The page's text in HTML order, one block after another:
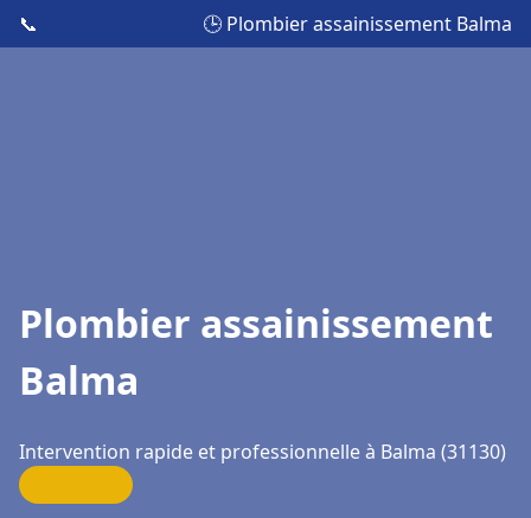
📞 🕒 Plombier assainissement Balma
Plombier assainissement
Balma
Intervention rapide et professionnelle à Balma (31130)